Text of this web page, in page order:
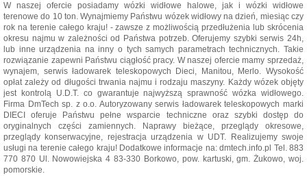
W naszej ofercie posiadamy wózki widłowe halowe, jak i wózki widłowe
terenowe do 10 ton. Wynajmiemy Państwu wózek widłowy na dzień, miesiąc czy
rok na terenie całego kraju! - zawsze z możliwością przedłużenia lub skrócenia
okresu najmu w zależności od Państwa potrzeb. Oferujemy szybki serwis 24h,
lub inne urządzenia na inny o tych samych parametrach technicznych. Takie
rozwiązanie zapewni Państwu ciągłość pracy. W naszej ofercie mamy sprzedaż,
wynajem, serwis ładowarek teleskopowych Dieci, Manitou, Merlo. Wysokość
opłat zależy od długości trwania najmu i rodzaju maszyny. Każdy wózek objęty
jest kontrolą U.D.T. co gwarantuje najwyższą sprawność wózka widłowego.
Firma DmTech sp. z o.o. Autoryzowany serwis ładowarek teleskopowych marki
DIECI oferuje Państwu pełne wsparcie techniczne oraz szybki dostęp do
oryginalnych części zamiennych. Naprawy bieżące, przeglądy okresowe,
przeglądy konserwacyjne, rejestracja urządzenia w UDT. Realizujemy swoje
usługi na terenie całego kraju! Dodatkowe informacje na: dmtech.info.pl Tel. 883
770 870 Ul. Nowowiejska 4 83-330 Borkowo, pow. kartuski, gm. Żukowo, woj.
pomorskie.